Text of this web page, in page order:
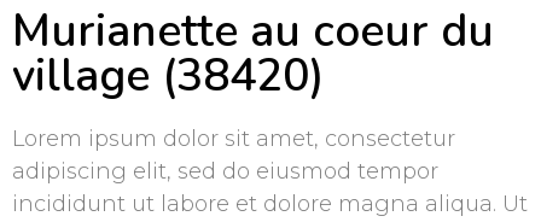
Murianette au coeur du
village (38420)
Lorem ipsum dolor sit amet, consectetur
adipiscing elit, sed do eiusmod tempor
incididunt ut labore et dolore magna aliqua. Ut